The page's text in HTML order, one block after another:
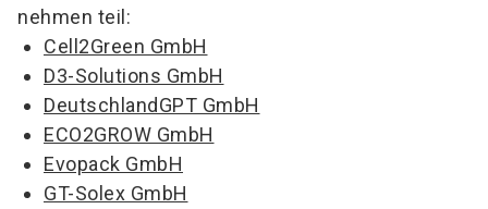
nehmen teil:
Cell2Green GmbH
D3-Solutions GmbH
DeutschlandGPT GmbH
ECO2GROW GmbH
Evopack GmbH
GT-Solex GmbH